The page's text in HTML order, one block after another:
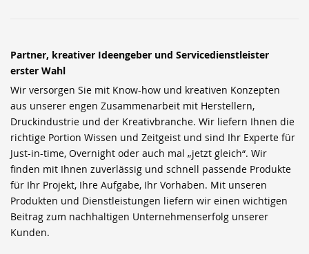
Partner, kreativer Ideengeber und Servicedienstleister
erster Wahl
Wir versorgen Sie mit Know-how und kreativen Konzepten
aus unserer engen Zusammenarbeit mit Herstellern,
Druckindustrie und der Kreativbranche. Wir liefern Ihnen die
richtige Portion Wissen und Zeitgeist und sind Ihr Experte für
Just-in-time, Overnight oder auch mal „jetzt gleich“. Wir
finden mit Ihnen zuverlässig und schnell passende Produkte
für Ihr Projekt, Ihre Aufgabe, Ihr Vorhaben. Mit unseren
Produkten und Dienstleistungen liefern wir einen wichtigen
Beitrag zum nachhaltigen Unternehmenserfolg unserer
Kunden.